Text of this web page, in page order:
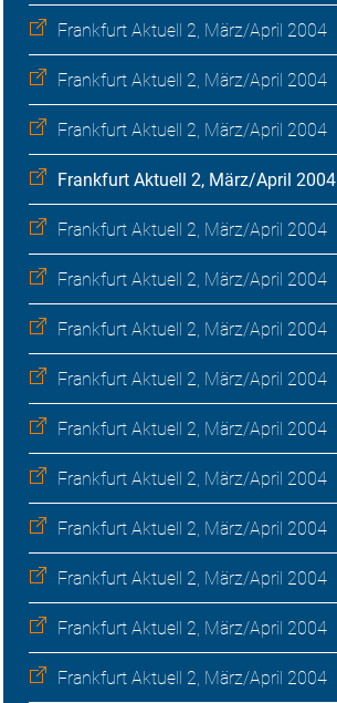
Frankfurt Aktuell 2, März/April 2004
Frankfurt Aktuell 2, März/April 2004
Frankfurt Aktuell 2, März/April 2004
Frankfurt Aktuell 2, März/April 2004
Frankfurt Aktuell 2, März/April 2004
Frankfurt Aktuell 2, März/April 2004
Frankfurt Aktuell 2, März/April 2004
Frankfurt Aktuell 2, März/April 2004
Frankfurt Aktuell 2, März/April 2004
Frankfurt Aktuell 2, März/April 2004
Frankfurt Aktuell 2, März/April 2004
Frankfurt Aktuell 2, März/April 2004
Frankfurt Aktuell 2, März/April 2004
Frankfurt Aktuell 2, März/April 2004